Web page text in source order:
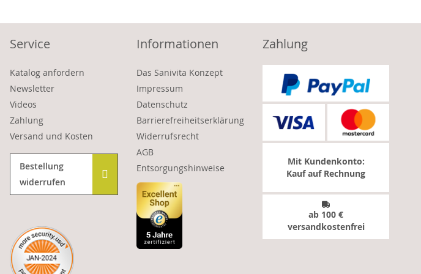
Service
Katalog anfordern
Newsletter
Videos
Zahlung
Versand und Kosten
Bestellung
widerrufen
Informationen
Das Sanivita Konzept
Impressum
Datenschutz
Barrierefreiheitserklärung
Widerrufsrecht
AGB
Entsorgungshinweise
Zahlung
Mit Kundenkonto:
Kauf auf Rechnung
ab 100 €
versandkostenfrei